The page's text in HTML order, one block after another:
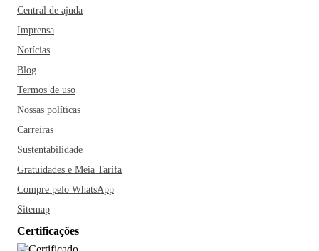
Central de ajuda
Imprensa
Notícias
Blog
Termos de uso
Nossas políticas
Carreiras
Sustentabilidade
Gratuidades e Meia Tarifa
Compre pelo WhatsApp
Sitemap
Certificações